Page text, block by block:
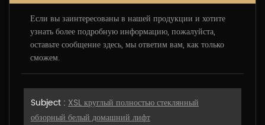
Если вы заинтересованы в нашей продукции и хотите
узнать более подробную информацию, пожалуйста,
оставьте сообщение здесь, мы ответим вам, как только
сможем.
Subject : XSL круглый полностью стеклянный
обзорный белый домашний лифт